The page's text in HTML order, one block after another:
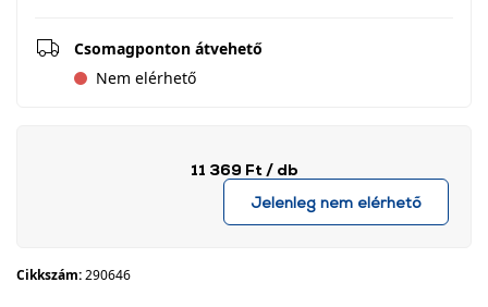
Csomagponton átvehető
Nem elérhető
11 369 Ft / db
Jelenleg nem elérhető
Cikkszám:290646